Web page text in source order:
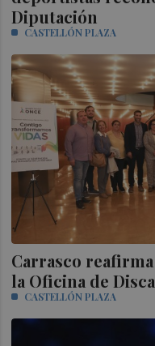
Diputación
CASTELLÓN PLAZA
Carrasco
la Oficina de
CASTELLÓN PLAZA